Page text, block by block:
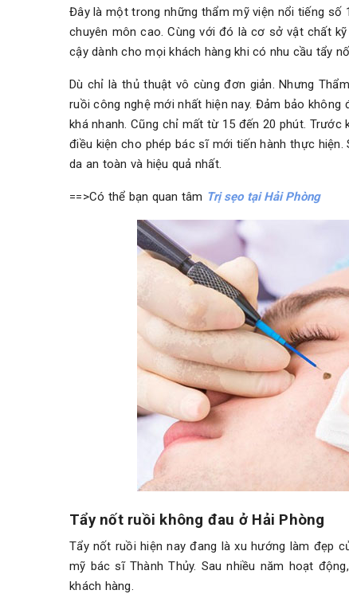
Đây là một trong những thẩm mỹ viện nổi tiếng số
chuyên môn cao. Cùng với đó là cơ sở vật chất
cậy dành cho mọi khách hàng khi có nhu cầu tẩy
Dù chỉ là thủ thuật vô cùng đơn giản. Nhưng
ruồi công nghệ mới nhất hiện nay. Đảm bảo
khá nhanh. Cũng chỉ mất từ 15 đến 20 phút.
điều kiện cho phép bác sĩ mới tiến hành thực
da an toàn và hiệu quả nhất.
==>Có thể bạn quan tâm Trị sẹo tại Hải Phòng
Tẩy nốt ruồi không đau ở Hải Phòng
Tẩy nốt ruồi hiện nay đang là xu hướng làm đẹp
mỹ bác sĩ Thành Thủy. Sau nhiều năm hoạt
khách hàng.